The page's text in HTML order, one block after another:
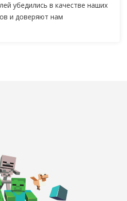
убедились в качестве наших
и доверяют нам